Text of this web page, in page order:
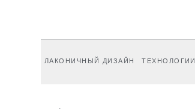
ЛАКОНИЧНЫЙ ДИЗАЙН ТЕХНОЛОГИИ